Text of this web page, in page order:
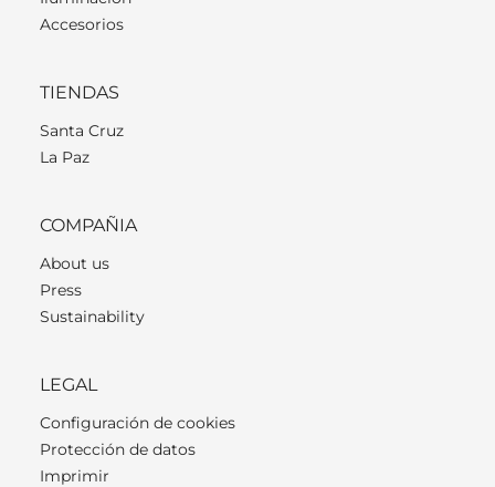
Accesorios
TIENDAS
Santa Cruz
La Paz
COMPAÑIA
About us
Press
Sustainability
LEGAL
Configuración de cookies
Protección de datos
Imprimir